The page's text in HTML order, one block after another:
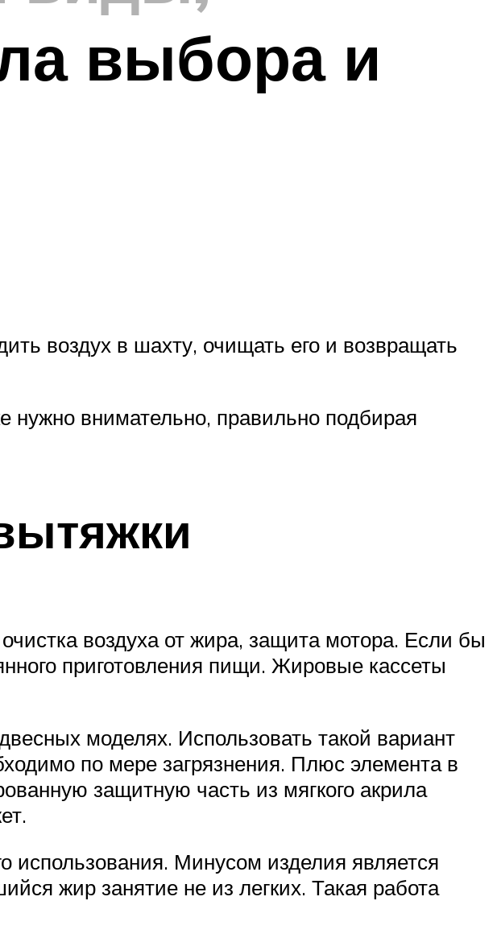
выбора и
воздух в шахту, очищать его и возвращать
нужно внимательно, правильно подбирая
воздуха от жира, защита мотора. Если бы
приготовления пищи. Жировые кассеты
моделях. Использовать такой вариант
по мере загрязнения. Плюс элемента в
защитную часть из мягкого акрила
использования. Минусом изделия является
жир занятие не из легких. Такая работа